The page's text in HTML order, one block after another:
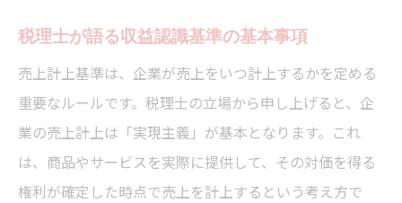
税理士が語る収益認識基準の基本事項
売上計上基準は、企業が売上をいつ計上するかを定める
重要なルールです。税理士の立場から申し上げると、企
業の売上計上は「実現主義」が基本となります。これ
は、商品やサービスを実際に提供して、その対価を得る
権利が確定した時点で売上を計上するという考え方で